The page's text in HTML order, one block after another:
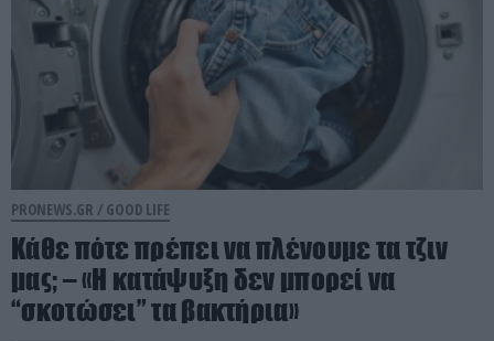
PRONEWS.GR / GOOD LIFE
Κάθε πότε πρέπει να πλένουμε τα τζιν
μας; – «Η κατάψυξη δεν μπορεί να
“σκοτώσει” τα βακτήρια»